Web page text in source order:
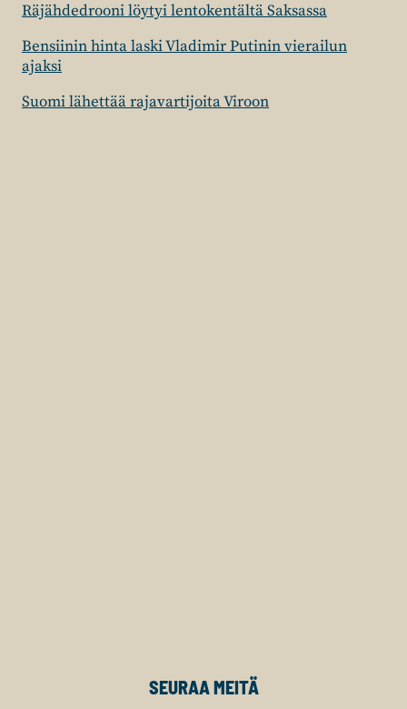
Räjähdedrooni löytyi lentokentältä Saksassa
Bensiinin hinta laski Vladimir Putinin vierailun
ajaksi
Suomi lähettää rajavartijoita Viroon
SEURAA MEITÄ